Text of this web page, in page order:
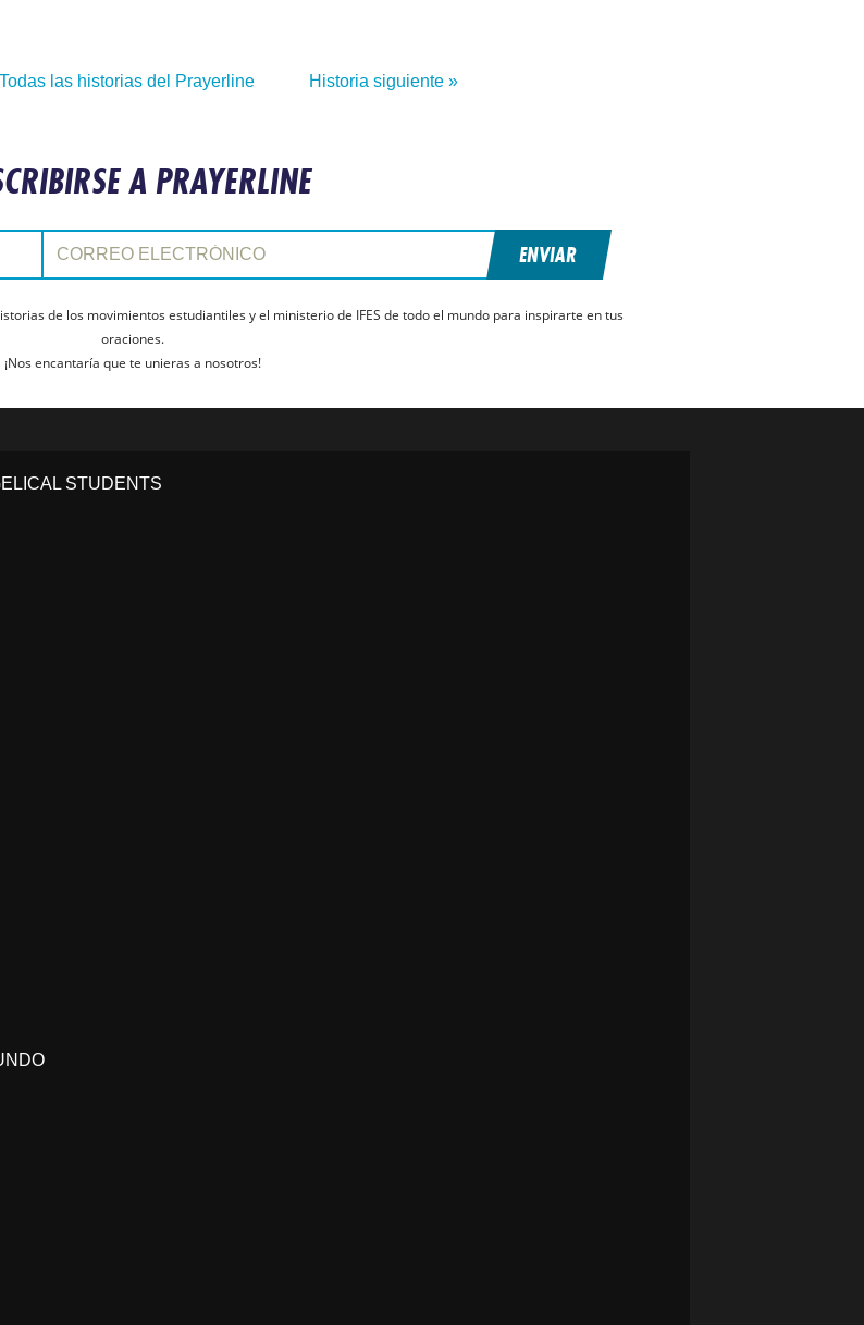
Todas las historias del Prayerline Historia siguiente »
A PRAYERLINE
Correo electrónico:
ENVIAR
de los movimientos estudiantiles y el ministerio de IFES de todo el mundo para inspirarte en tus
oraciones.
¡Nos encantaría que te unieras a nosotros!
STUDENTS